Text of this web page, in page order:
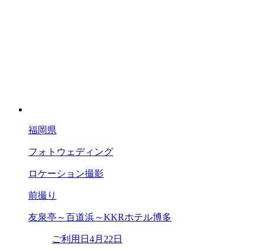
福岡県
フォトウェディング
ロケーション撮影
前撮り
友泉亭～百道浜～KKRホテル博多
ご利用日 4月22日